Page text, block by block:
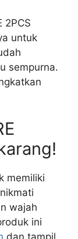
2PCS
untuk
sempurna.
memiliki
wajah
ini